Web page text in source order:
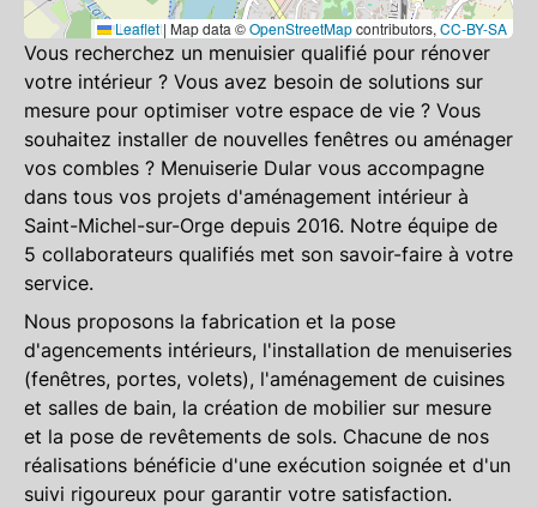
Leaflet| Map data ©OpenStreetMapcontributors, CC-BY-SA
Leaflet | Map data ©OpenStreetMapcontributors, CC-BY-SA
Vous recherchez un menuisier qualifié pour rénover
votre intérieur ? Vous avez besoin de solutions sur
mesure pour optimiser votre espace de vie ? Vous
souhaitez installer de nouvelles fenêtres ou aménager
vos combles ? Menuiserie Dular vous accompagne
dans tous vos projets d'aménagement intérieur à
Saint-Michel-sur-Orge depuis 2016. Notre équipe de
5 collaborateurs qualifiés met son savoir-faire à votre
service.
Nous proposons la fabrication et la pose
d'agencements intérieurs, l'installation de menuiseries
(fenêtres, portes, volets), l'aménagement de cuisines
et salles de bain, la création de mobilier sur mesure
et la pose de revêtements de sols. Chacune de nos
réalisations bénéficie d'une exécution soignée et d'un
suivi rigoureux pour garantir votre satisfaction.